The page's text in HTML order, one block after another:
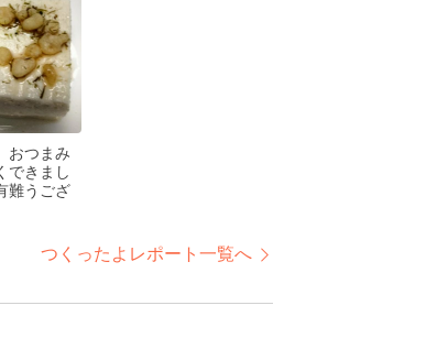
おつまみ
できまし
難うござ
つくったよレポート一覧へ